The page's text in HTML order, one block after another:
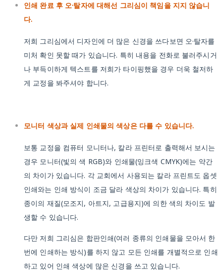
인쇄 완료 후 오·탈자에 대해선 그리심이 책임을 지지 않습니
다.
저희 그리심에서 디자인에 더 많은 신경을 쓰다보면 오·탈자를
미처 확인 못할 때가 있습니다. 특히 내용을 전화로 불러주시거
나 부득이하게 텍스트를 저희가 타이핑했을 경우 더욱 철저하
게 교정을 봐주셔야 합니다.
모니터 색상과 실제 인쇄물의 색상은 다를 수 있습니다.
보통 교정을 컴퓨터 모니터나, 칼라 프린터로 출력해서 보시는
경우 모니터(빛의 색 RGB)와 인쇄물(잉크색 CMYK)에는 약간
의 차이가 있습니다. 각 교회에서 사용되는 칼라 프린트도 옵셋
인쇄와는 인쇄 방식이 조금 달라 색상의 차이가 있습니다. 특히
종이의 재질(모조지, 아트지, 고급용지)에 의한 색의 차이도 발
생할 수 있습니다.
다만 저희 그리심은 합판인쇄(여러 종류의 인쇄물을 모아서 한
번에 인쇄하는 방식)를 하지 않고 모든 인쇄를 개별적으로 인쇄
하고 있어 인쇄 색상에 많은 신경을 쓰고 있습니다.